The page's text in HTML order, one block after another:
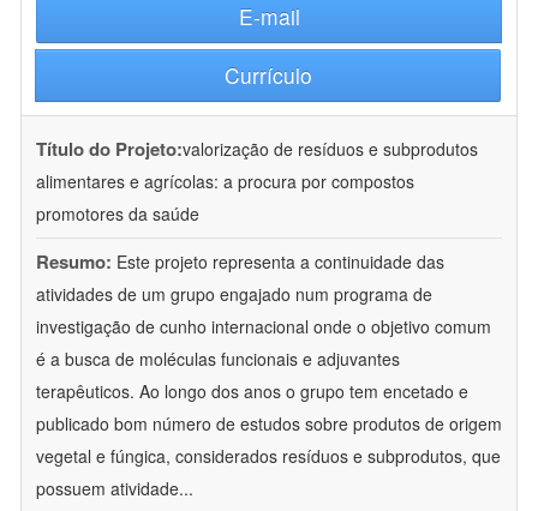
E-mail
Currículo
Título do Projeto:valorização de resíduos e subprodutos
alimentares e agrícolas: a procura por compostos
promotores da saúde
Resumo: Este projeto representa a continuidade das
atividades de um grupo engajado num programa de
investigação de cunho internacional onde o objetivo comum
é a busca de moléculas funcionais e adjuvantes
terapêuticos. Ao longo dos anos o grupo tem encetado e
publicado bom número de estudos sobre produtos de origem
vegetal e fúngica, considerados resíduos e subprodutos, que
possuem atividade...